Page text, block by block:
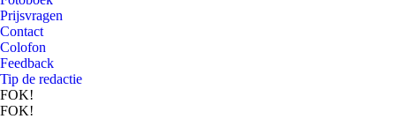
Prijsvragen
Contact
Colofon
Feedback
Tip de redactie
FOK!
FOK!